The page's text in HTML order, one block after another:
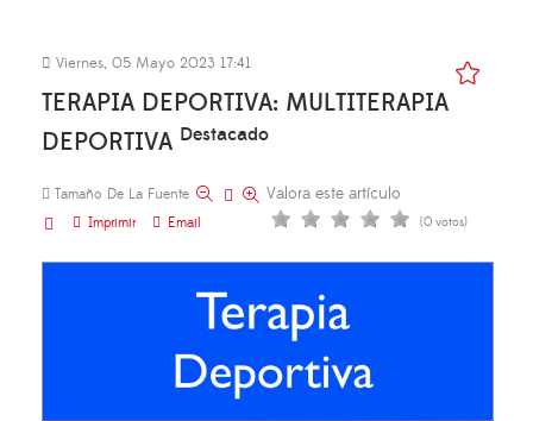
Viernes, 05 Mayo 2023 17:41
TERAPIA DEPORTIVA: MULTITERAPIA
DEPORTIVA Destacado
Tamaño De La Fuente
Imprimir
Email
Valora este artículo
(0 votos)